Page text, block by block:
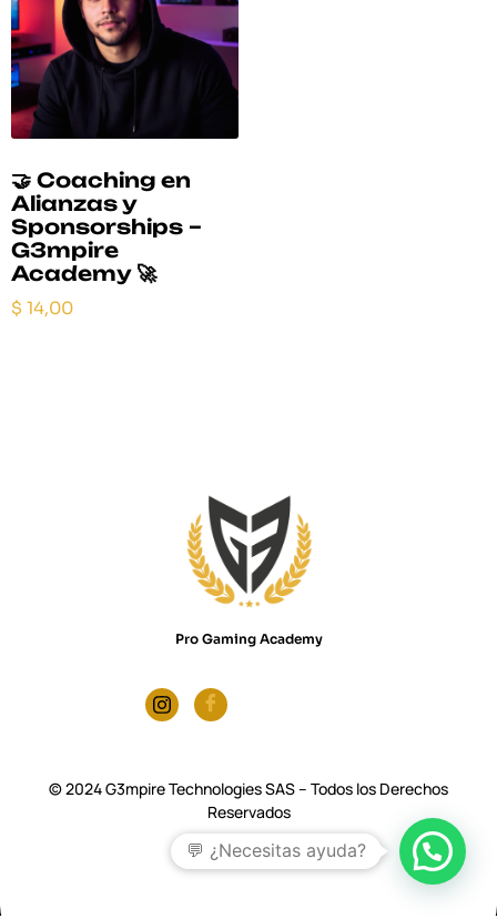
🤝 Coaching en
Alianzas y
Sponsorships –
G3mpire
Academy 🚀
$ 14,00
Pro Gaming Academy
© 2024 G3mpire Technologies SAS – Todos los Derechos
Reservados
💬 ¿Necesitas ayuda?